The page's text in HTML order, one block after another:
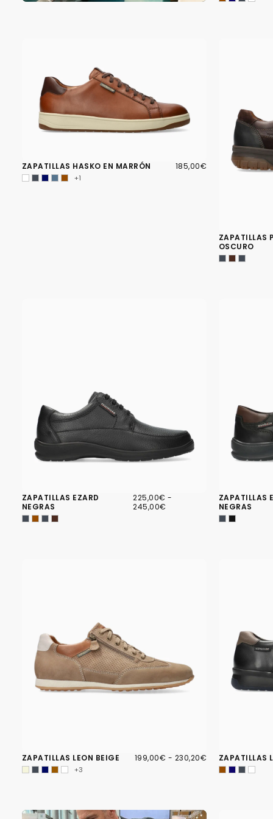
ZAPATILLAS HASKO EN MARRÓN 185,00€
PRECIO
185,00€
+1
ZAPATILLAS
OSCURO
ZAPATILLAS EZARD
NEGRAS
225,00€
PRECIO
MÍNIMO
225,00€ -
245,00€
ZAPATILLAS
NEGRAS
ZAPATILLAS LEON BEIGE 199,00€
PRECIO
199,00€ - PRECIO
230,20€
+3
ZAPATILLAS